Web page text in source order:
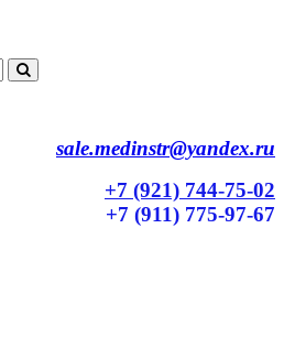
sale.medinstr@yandex.ru
+7 (921) 744-75-02
+7 (911) 775-97-67